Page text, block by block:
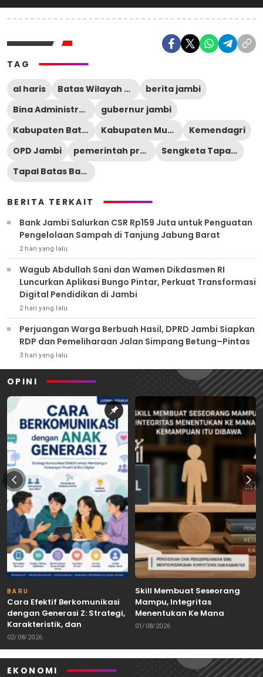
TAG
al haris Batas Wilayah Jambi
berita jambi
Bina Administrasi Kewilayahan
gubernur jambi
Kabupaten Batang Hari
Kabupaten Muaro Jambi
Kemendagri
OPD Jambi
pemerintah provinsi jambi
Sengketa Tapal Batas
Tapal Batas Batang Hari Muaro Jambi
BERITA TERKAIT
Bank Jambi Salurkan CSR Rp159 Juta untuk Penguatan
Pengelolaan Sampah di Tanjung Jabung Barat
2 hari yang lalu
Wagub Abdullah Sani dan Wamen Dikdasmen RI
Luncurkan Aplikasi Bungo Pintar, Perkuat Transformasi
Digital Pendidikan di Jambi
2 hari yang lalu
Perjuangan Warga Berbuah Hasil, DPRD Jambi Siapkan
RDP dan Pemeliharaan Jalan Simpang Betung–Pintas
3 hari yang lalu
OPINI
BARU
Cara Efektif Berkomunikasi
dengan Generasi Z: Strategi,
Karakteristik, dan
Tantangannya
02/08/2026
Skill Membuat Seseorang
Mampu, Integritas
Menentukan Ke Mana
Kemampuan Itu Dibawa
01/08/2026
EKONOMI